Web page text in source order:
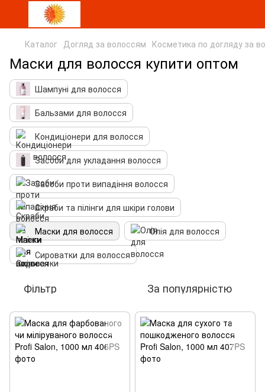
Каталог Догляд за волоссям Косметика по догляду за
Маски для волосся купити оптом
Шампуні для волосся
Бальзами для волосся
Кондиціонери для волосся
Засоби для укладання волосся
Засоби проти випадіння волосся
Скраби та пілінги для шкіри голови
Маски для волосся
Олія для волосся
Сироватки для волосся
Фільтр За популярністю